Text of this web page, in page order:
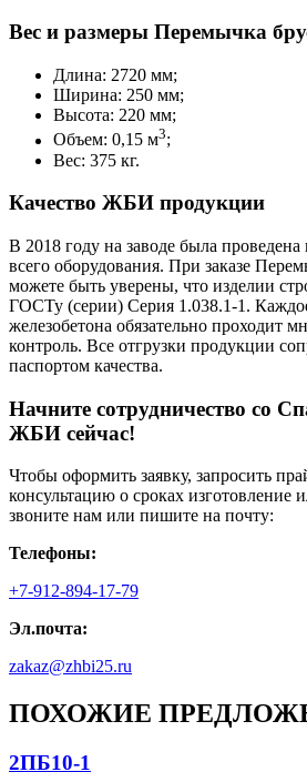
Вес и размеры Перемычка
Длина: 2720 мм;
Ширина: 250 мм;
Высота: 220 мм;
Объем: 0,15 м3;
Вес: 375 кг.
Качество ЖБИ продукции
В 2018 году на заводе была
всего оборудования. При заказе
можете быть уверены, что изделии
ГОСТу (серии) Серия 1.038.1-1.
железобетона обязательно проходит
контроль. Все отгрузки продукции
паспортом качества.
Начните сотрудничество со
ЖБИ сейчас!
Чтобы оформить заявку, запросить
консультацию о сроках изготовление
звоните нам или пишите на почту:
Телефоны:
+7-912-894-17-79
Эл.почта:
zakaz@zhbi25.ru
ПОХОЖИЕ
2ПБ10-1